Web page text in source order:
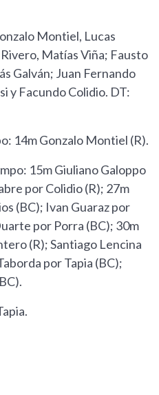
Montiel, Lucas
Matías Viña; Fausto
Galván; Juan Fernando
y Facundo Colidio. DT:
14m Gonzalo Montiel (R).
15m Giuliano Galoppo
por Colidio (R); 27m
(BC); Ivan Guaraz por
por Porra (BC); 30m
(R); Santiago Lencina
por Tapia (BC);